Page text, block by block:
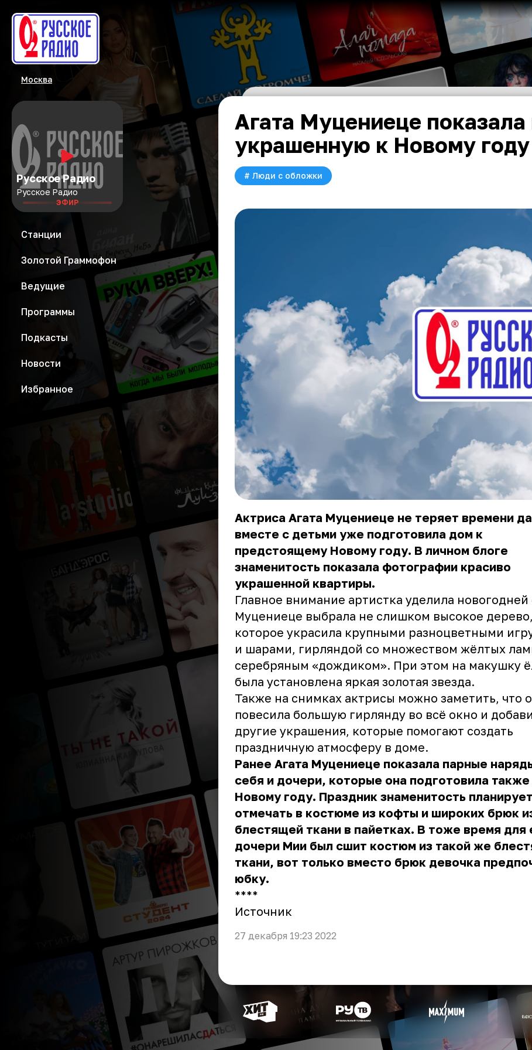
Москва
Русское Радио
Русское Радио
ЭФИР
Станции
Золотой Граммофон
Ведущие
Программы
Подкасты
Новости
Избранное
Агата Муцениеце показала
украшенную к Новому году
# Люди с обложки
Актриса Агата Муцениеце не теряет времени
вместе с детьми уже подготовила дом к
предстоящему Новому году. В личном блоге
знаменитость показала фотографии красиво
украшенной квартиры.
Главное внимание артистка уделила новогодней
Муцениеце выбрала не слишком высокое дерево,
которое украсила крупными разноцветными
и шарами, гирляндой со множеством жёлтых
серебряным «дождиком». При этом на макушку
была установлена яркая золотая звезда.
Также на снимках актрисы можно заметить, что
повесила большую гирлянду во всё окно и
другие украшения, которые помогают создать
праздничную атмосферу в доме.
Ранее Агата Муцениеце показала парные
себя и дочери, которые она подготовила также
Новому году. Праздник знаменитость планирует
отмечать в костюме из кофты и широких брюк
блестящей ткани в пайетках. В тоже время для
дочери Мии был сшит костюм из такой же
ткани, вот только вместо брюк девочка
юбку.
** **
Источник
27 декабря 19:23 2022